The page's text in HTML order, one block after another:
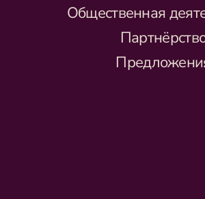
Общественная